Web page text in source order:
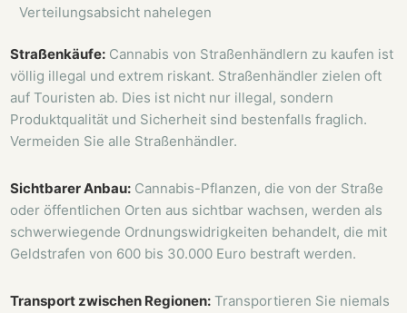
Verteilungsabsicht nahelegen
Straßenkäufe: Cannabis von Straßenhändlern zu kaufen ist
völlig illegal und extrem riskant. Straßenhändler zielen oft
auf Touristen ab. Dies ist nicht nur illegal, sondern
Produktqualität und Sicherheit sind bestenfalls fraglich.
Vermeiden Sie alle Straßenhändler.
Sichtbarer Anbau: Cannabis-Pflanzen, die von der Straße
oder öffentlichen Orten aus sichtbar wachsen, werden als
schwerwiegende Ordnungswidrigkeiten behandelt, die mit
Geldstrafen von 600 bis 30.000 Euro bestraft werden.
Transport zwischen Regionen: Transportieren Sie niemals